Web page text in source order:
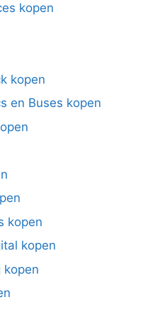
kopen
kopen
en Buses kopen
kopen
kopen
kopen